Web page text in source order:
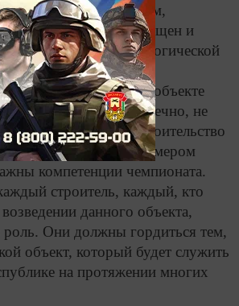
мировым классом,
объект полностью оснащен и
логистики и технологической
Дэвид Хоуи
— Работы на объекте
графика, что, конечно, не
Возведение и строительство
ярчайшим примером
компетенции чемпионата.
строитель, каждый, кто
данного объекта,
Они должны гордиться тем,
объект, который будет служить
на протяжении многих